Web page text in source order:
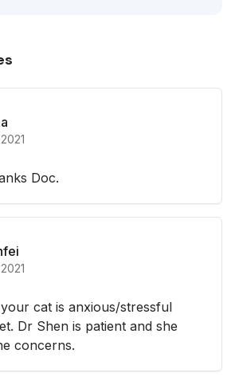
Doc.
cat is anxious/stressful
Dr Shen is patient and she
concerns.